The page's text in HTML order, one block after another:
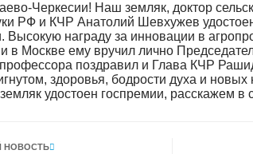
Черкесии! Наш земляк, доктор
РФ и КЧР Анатолий Шевхужев
Высокую награду за инновации в
в Москве ему вручил лично
поздравил и Глава КЧР
здоровья, бодрости духа и
удостоен госпремии, расскажем
НОВОСТЬ